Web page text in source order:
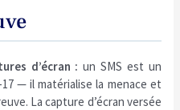
d’écran : un SMS est un
— il matérialise la menace et
La capture d’écran versée